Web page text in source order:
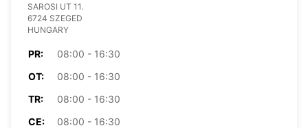
SAROSI UT 11.
6724 SZEGED
HUNGARY
PR:
08:00 - 16:30
OT:
08:00 - 16:30
TR:
08:00 - 16:30
CE:
08:00 - 16:30